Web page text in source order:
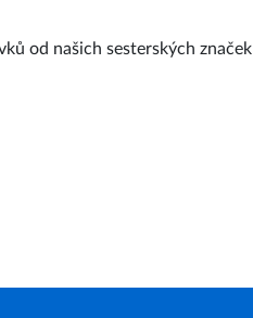
od našich sesterských značek